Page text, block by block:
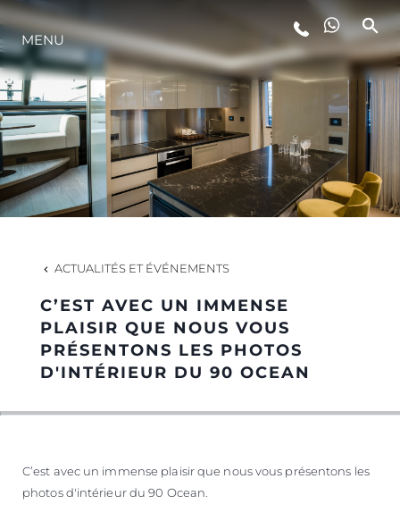
STYLE DE VIE
L'INNOVATION
LA SOCIÉTÉ
NOTRE ÉQUIPE
NOTRE HÉRITAGE
MENU
ACTUALITÉS ET ÉVÉNEMENTS
C’EST AVEC UN IMMENSE
PLAISIR QUE NOUS VOUS
PRÉSENTONS LES PHOTOS
D'INTÉRIEUR DU 90 OCEAN
C’est avec un immense plaisir que nous vous présentons les
photos d'intérieur du 90 Ocean.